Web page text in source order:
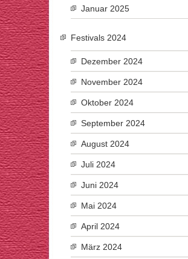
Januar 2025
Festivals 2024
Dezember 2024
November 2024
Oktober 2024
September 2024
August 2024
Juli 2024
Juni 2024
Mai 2024
April 2024
März 2024